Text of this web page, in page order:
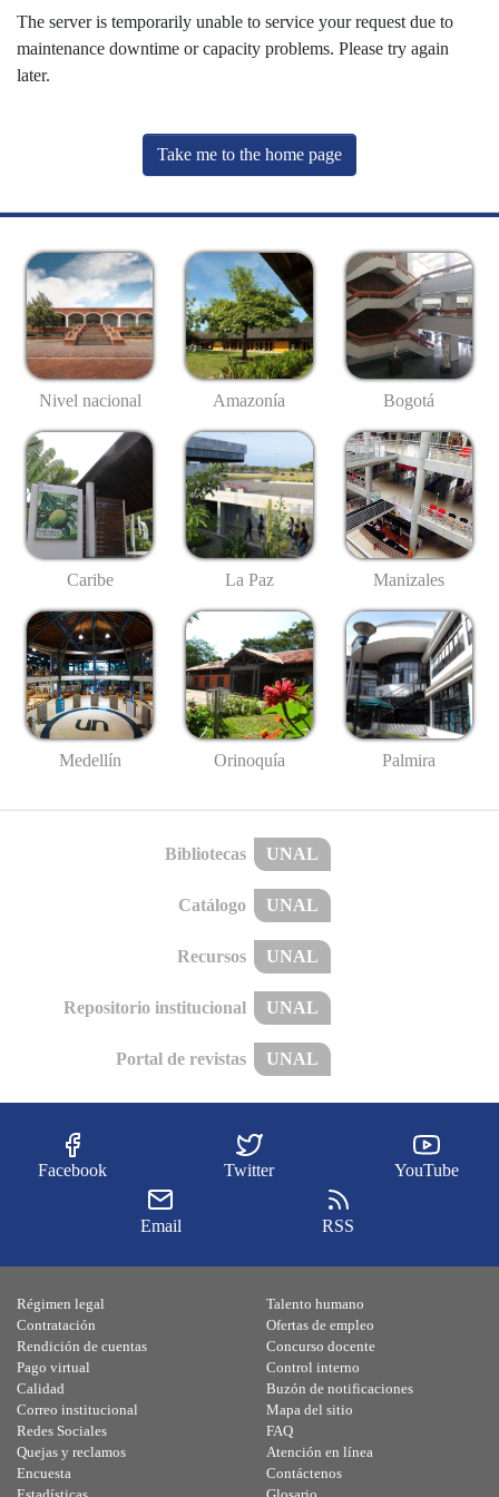
The server is temporarily unable to service your request due to
maintenance downtime or capacity problems. Please try again
later.
Take me to the home page
Nivel nacional Amazonía Bogotá
Caribe La Paz Manizales
Medellín Orinoquía Palmira
Bibliotecas UNAL
Catálogo UNAL
Recursos UNAL
Repositorio institucional UNAL
Portal de revistas UNAL
Facebook Twitter YouTube
Email RSS
Régimen legal
Contratación
Rendición de cuentas
Pago virtual
Calidad
Talento humano
Ofertas de empleo
Concurso docente
Control interno
Buzón de notificaciones
Correo institucional
Redes Sociales
Quejas y reclamos
Encuesta
Mapa del sitio
FAQ
Atención en línea
Contáctenos